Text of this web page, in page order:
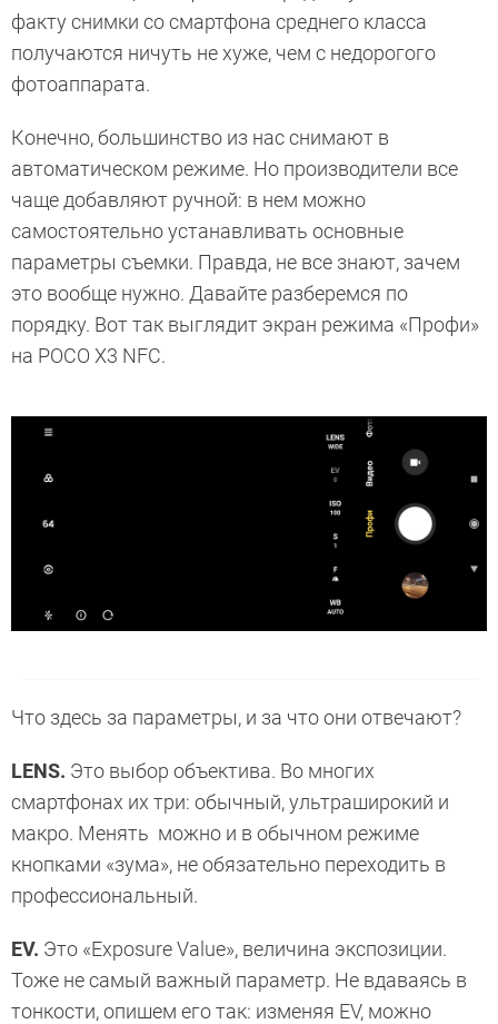
факту снимки со смартфона среднего класса
получаются ничуть не хуже, чем с недорогого
фотоаппарата.
Конечно, большинство из нас снимают в
автоматическом режиме. Но производители все
чаще добавляют ручной: в нем можно
самостоятельно устанавливать основные
параметры съемки. Правда, не все знают, зачем
это вообще нужно. Давайте разберемся по
порядку. Вот так выглядит экран режима «Профи»
на POCO X3 NFC.
Что здесь за параметры, и за что они отвечают?
LENS. Это выбор объектива. Во многих
смартфонах их три: обычный, ультраширокий и
макро. Менять можно и в обычном режиме
кнопками «зума», не обязательно переходить в
профессиональный.
EV. Это «Exposure Value», величина экспозиции.
Тоже не самый важный параметр. Не вдаваясь в
тонкости, опишем его так: изменяя EV, можно